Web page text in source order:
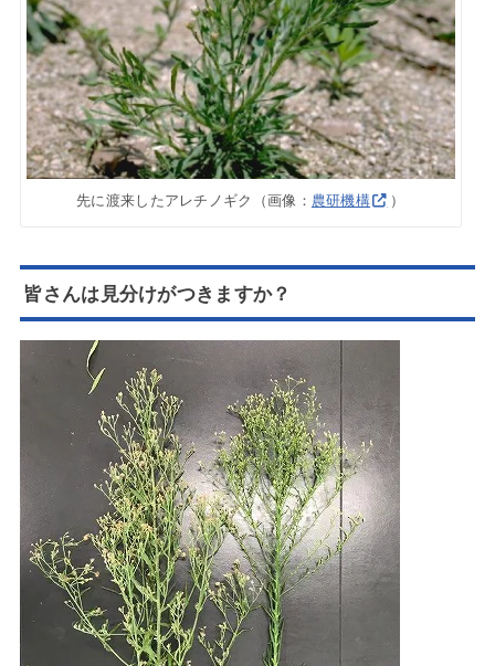
先に渡来したアレチノギク（画像： 農研機構 ）
皆さんは見分けがつきますか？